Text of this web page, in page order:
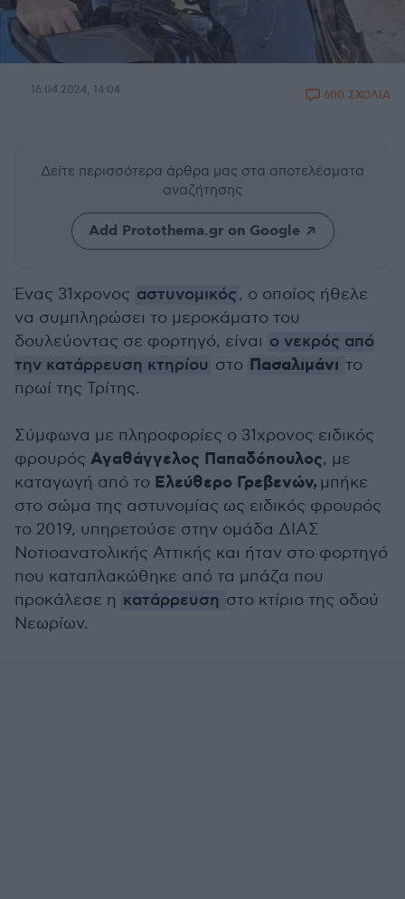
16.04.2024, 14:04 600 ΣΧΟΛΙΑ
Δείτε περισσότερα άρθρα μας στα αποτελέσματα
αναζήτησης
Add Protothema.gr on Google
Ένας 31χρονος αστυνομικός, ο οποίος ήθελε
να συμπληρώσει το μεροκάματο του
δουλεύοντας σε φορτηγό, είναι ο νεκρός από
την κατάρρευση κτηρίου στο Πασαλιμάνι το
πρωί της Τρίτης.
Σύμφωνα με πληροφορίες ο 31χρονος ειδικός
φρουρός Αγαθάγγελος Παπαδόπουλος, με
καταγωγή από το Ελεύθερο Γρεβενών, μπήκε
στο σώμα της αστυνομίας ως ειδικός φρουρός
το 2019, υπηρετούσε στην ομάδα ΔΙΑΣ
Νοτιοανατολικής Αττικής και ήταν στο φορτηγό
που καταπλακώθηκε από τα μπάζα που
προκάλεσε η κατάρρευση στο κτίριο της οδού
Νεωρίων.